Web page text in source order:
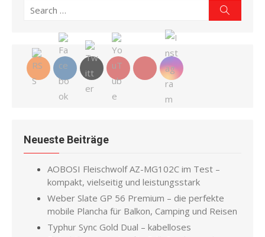
Search
Neueste Beiträge
AOBOSI Fleischwolf AZ-MG102C im Test –
kompakt, vielseitig und leistungsstark
Weber Slate GP 56 Premium – die perfekte
mobile Plancha für Balkon, Camping und Reisen
Typhur Sync Gold Dual – kabelloses